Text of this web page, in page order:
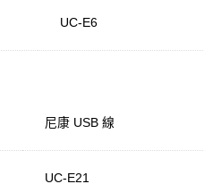
UC-E6
尼康 USB 線
UC-E21